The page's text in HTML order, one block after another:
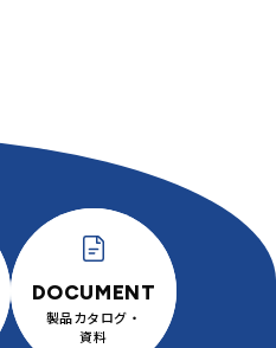
製品カタログ・
資料